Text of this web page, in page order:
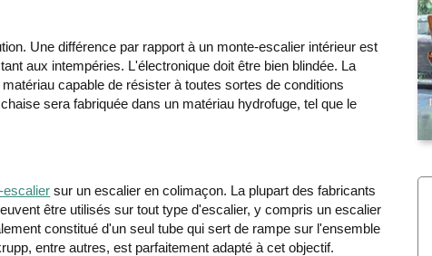
Une différence par rapport à un monte-escalier intérieur est
aux intempéries. L'électronique doit être bien blindée. La
capable de résister à toutes sortes de conditions
sera fabriquée dans un matériau hydrofuge, tel que le
escalier sur un escalier en colimaçon. La plupart des fabricants
être utilisés sur tout type d'escalier, y compris un escalier
constitué d'un seul tube qui sert de rampe sur l'ensemble
entre autres, est parfaitement adapté à cet objectif.